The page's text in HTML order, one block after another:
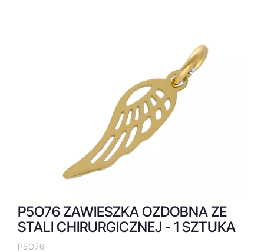
P5O76 ZAWIESZKA OZDOBNA ZE
STALI CHIRURGICZNEJ - 1 SZTUKA
P5O76